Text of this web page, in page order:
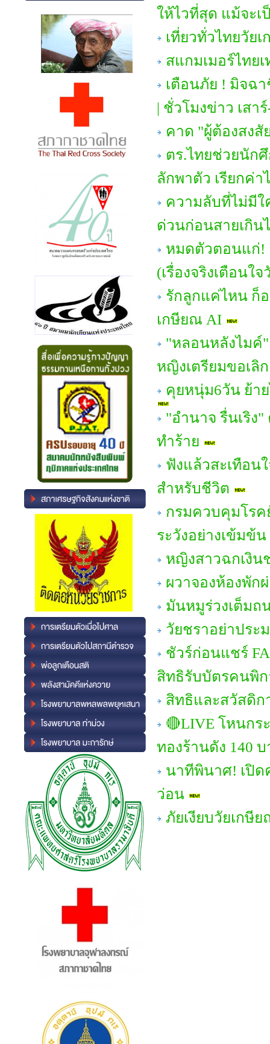
ให้ไวที่สุด แม้จะ
เที่ยวทั่วไทยวัย
สแกมเมอร์ไทย
เตือนภัย ! มิจฉ
| ชั่วโมงข่าว เสา
คาด "ผู้ต้องสงสั
ตร.ไทยช่วยนัก
ลักพาตัว เรียกค่า
ความลับที่ไม่มีใ
ด่วนก่อนสายเกิน
หมดตัวตอนแก่!
(เรื่องจริงเตือนใ
รักลูกแค่ไหน ก็
เกษียณ AI
"หลอนหลังไมค์"
หญิงเตรียมขอเลิ
คุยหนุ่ม6วัน ย้า
"อํานาจ รื่นเริง
ทำร้าย
ฟังแล้วสะเทือน
สำหรับชีวิต
กรมควบคุมโรค
ระวังอย่างเข้มข้น
หญิงสาวฉกเงิน
ผวาจองห้องพัก
มันหมูร่วงเต็มถ
วัยชราอย่าประ
ชัวร์ก่อนแชร์
สิทธิรับบัตรคนพิก
สิทธิและสวัสดิก
🔴LIVE โหนกร
ทองร้านดัง 140
นาทีพินาศ! เปิ
ว่อน
ภัยเงียบวัยเกษี